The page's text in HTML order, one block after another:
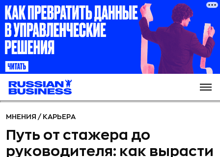
МНЕНИЯ / КАРЬЕРА
Путь от стажера до
руководителя: как вырасти